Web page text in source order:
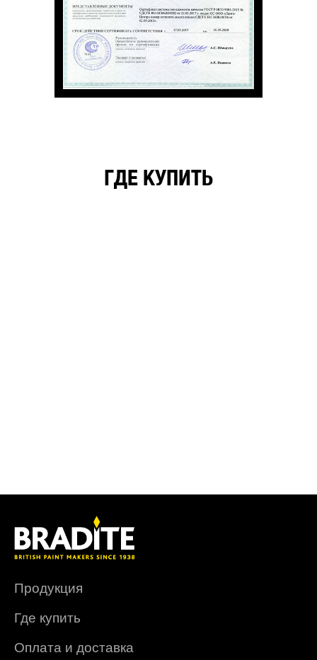
ГДЕ КУПИТЬ
Продукция
Где купить
Оплата и доставка